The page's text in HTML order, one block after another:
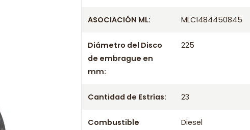
ASOCIACIÓN ML: MLC1484450845
Diámetro del Disco
de embrague en
mm:
225
Cantidad de Estrías: 23
Combustible
Diesel